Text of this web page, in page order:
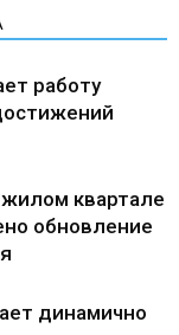
работу
квартале
обновление
динамично